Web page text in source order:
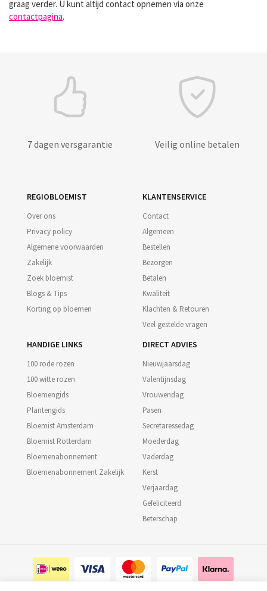
graag verder. U kunt altijd contact opnemen via onze
contactpagina.
7 dagen versgarantie Veilig online betalen
REGIOBLOEMIST
Over ons
Privacy policy
Algemene voorwaarden
Zakelijk
Zoek bloemist
Blogs & Tips
Korting op bloemen
KLANTENSERVICE
Contact
Algemeen
Bestellen
Bezorgen
Betalen
Kwaliteit
Klachten & Retouren
Veel gestelde vragen
HANDIGE LINKS
100 rode rozen
100 witte rozen
Bloemengids
Plantengids
Bloemist Amsterdam
Bloemist Rotterdam
Bloemenabonnement
Bloemenabonnement Zakelijk
DIRECT ADVIES
Nieuwjaarsdag
Valentijnsdag
Vrouwendag
Pasen
Secretaressedag
Moederdag
Vaderdag
Kerst
Verjaardag
Gefeliciteerd
Beterschap